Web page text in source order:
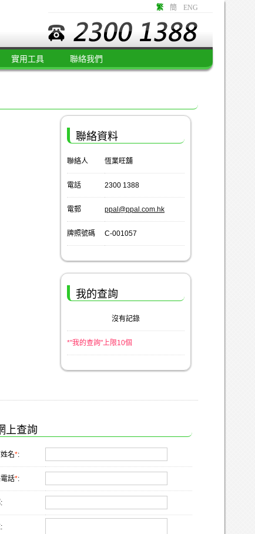
繁 簡 ENG
實用工具 聯絡我們
聯絡資料
聯絡人 恆業旺舖
電話 2300 1388
電郵 ppal@ppal.com.hk
牌照號碼 C-001057
我的查詢
沒有記錄
*"我的查詢"上限10個
上查詢
名*:
話*: